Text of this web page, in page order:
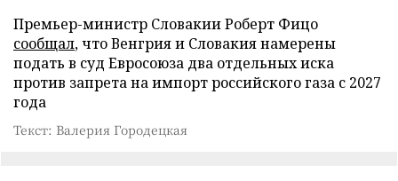
Премьер-министр Словакии Роберт Фицо
сообщал, что Венгрия и Словакия намерены
подать в суд Евросоюза два отдельных иска
против запрета на импорт российского газа с 2027
года
Текст: Валерия Городецкая